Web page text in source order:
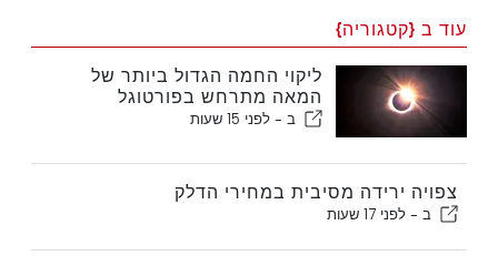
עוד ב {קטגוריה}
ליקוי החמה הגדול ביותר של
המאה מתרחש בפורטוגל
ב - לפני 15 שעות
צפויה ירידה מסיבית במחירי הדלק
ב - לפני 17 שעות